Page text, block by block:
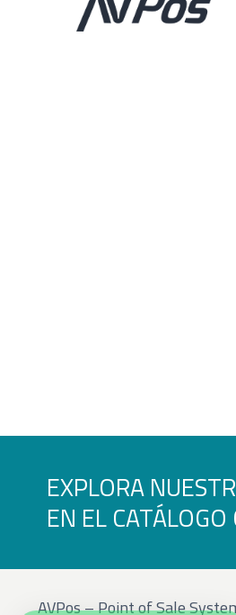
EXPLORA
EN EL
AVPos – Point of Sale